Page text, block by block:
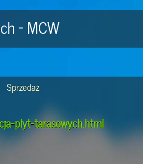
- MCW
Sprzedaż
plyt-tarasowych.html